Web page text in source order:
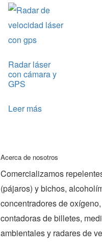
Radar láser
con cámara y
GPS
Leer más
Acerca de nosotros
Comercializamos
(pájaros) y bichos,
concentradores de oxígeno,
contadoras de billetes,
ambientales y radares de